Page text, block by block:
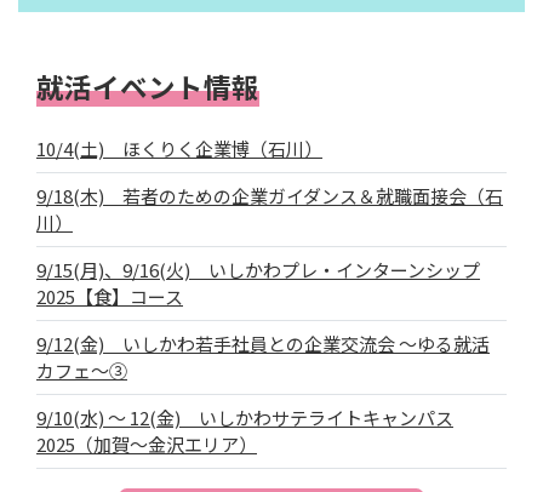
就活イベント情報
10/4(土) ほくりく企業博（石川）
9/18(木) 若者のための企業ガイダンス＆就職面接会（石
川）
9/15(月)、9/16(火) いしかわプレ・インターンシップ
2025【食】コース
9/12(金) いしかわ若手社員との企業交流会 ～ゆる就活
カフェ～③
9/10(水) ～ 12(金) いしかわサテライトキャンパス
2025（加賀～金沢エリア）